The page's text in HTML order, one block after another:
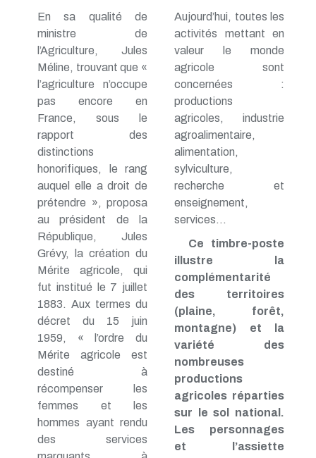
En sa qualité de
ministre de
l’Agriculture, Jules
Méline, trouvant que «
l’agriculture n’occupe
pas encore en
France, sous le
rapport des
distinctions
honorifiques, le rang
auquel elle a droit de
prétendre », proposa
au président de la
République, Jules
Grévy, la création du
Mérite agricole, qui
fut institué le 7 juillet
1883. Aux termes du
décret du 15 juin
1959, « l’ordre du
Mérite agricole est
destiné à
récompenser les
femmes et les
hommes ayant rendu
des services
Aujourd’hui, toutes les
activités mettant en
valeur le monde
agricole sont
concernées :
productions
agricoles, industrie
agroalimentaire,
alimentation,
sylviculture,
recherche et
enseignement,
services…
Ce timbre-poste
illustre la
complémentarité
des territoires
(plaine, forêt,
montagne) et la
variété des
nombreuses
productions
agricoles réparties
sur le sol national.
Les personnages
et l’assiette